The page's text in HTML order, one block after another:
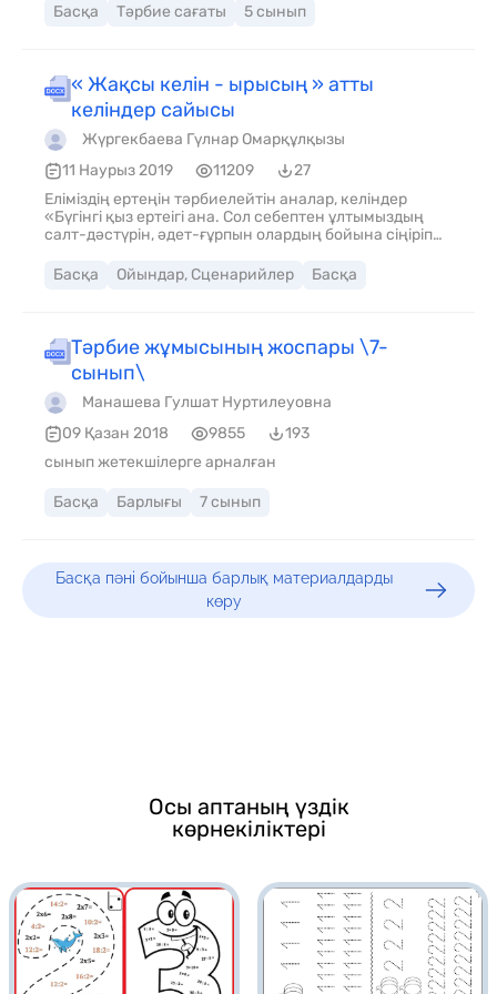
жол белгілерін, олардың топтарын ажырата білуге
үйрету мақсатында қажет.
Басқа Тәрбие сағаты 5 сынып
« Жақсы келін - ырысың » атты
келіндер сайысы
Жүргекбаева Гүлнар Омарқұлқызы
11 Наурыз 2019
11209
27
Еліміздің ертеңін тәрбиелейтін аналар, келіндер
«Бүгінгі қыз ертеігі ана. Сол себептен ұлтымыздың
салт-дәстүрін, әдет-ғұрпын олардың бойына сіңіріп
аналарымыз көп біліп, білімдерін көтереді деп
ойлаймын.
Басқа Ойындар, Сценарийлер Басқа
Тәрбие жұмысының жоспары \7-
сынып\
Манашева Гулшат Нуртилеуовна
09 Қазан 2018
9855
193
сынып жетекшілерге арналған
Басқа Барлығы 7 сынып
Басқа пәні бойынша барлық материалдарды
көру
Осы аптаның үздік
көрнекіліктері